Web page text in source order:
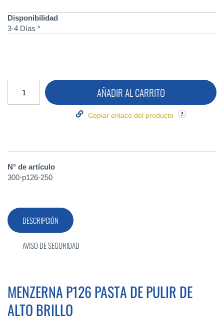
Disponibilidad
3-4 Días *
AÑADIR AL CARRITO
Copiar enlace del producto
N° de artículo
300-p126-250
DESCRIPCIÓN
MENZERNA P126 PASTA DE PULIR DE
ALTO BRILLO
AVISO DE SEGURIDAD